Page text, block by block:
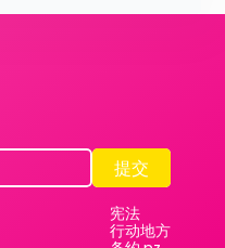
提交
提交
宪法
行动地方